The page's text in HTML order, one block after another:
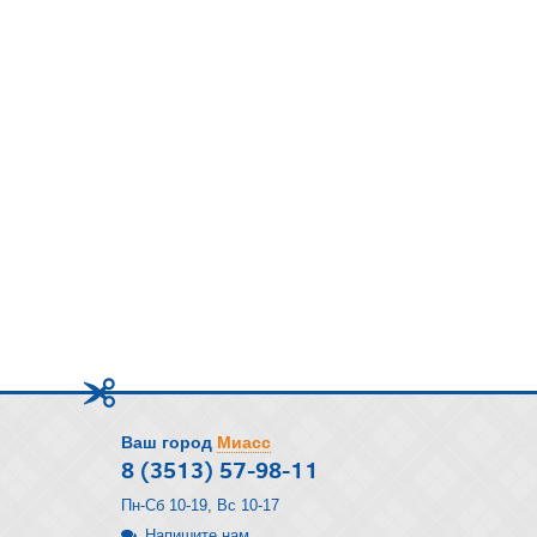
Ваш город Миасс
8 (3513) 57-98-11
Пн-Сб 10-19, Вс 10-17